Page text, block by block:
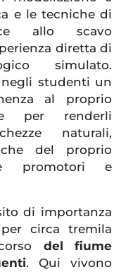
e le tecniche di
allo scavo
diretta di
simulato.
negli studenti un
al proprio
per renderli
naturali,
del proprio
promotori e
di importanza
circa tremila
del fiume
. Qui vivono